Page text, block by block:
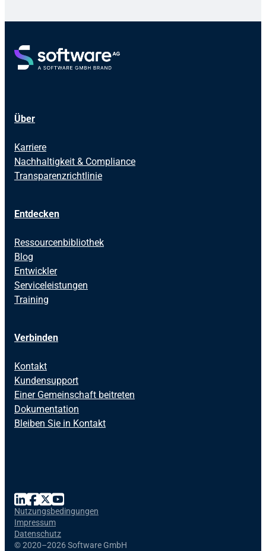
Über
Karriere
Nachhaltigkeit & Compliance
Transparenzrichtlinie
Entdecken
Ressourcenbibliothek
Blog
Entwickler
Serviceleistungen
Training
Verbinden
Kontakt
Kundensupport
Einer Gemeinschaft beitreten
Dokumentation
Bleiben Sie in Kontakt
©2020–2026 Software GmbH
Nutzungsbedingungen
Impressum
Datenschutz